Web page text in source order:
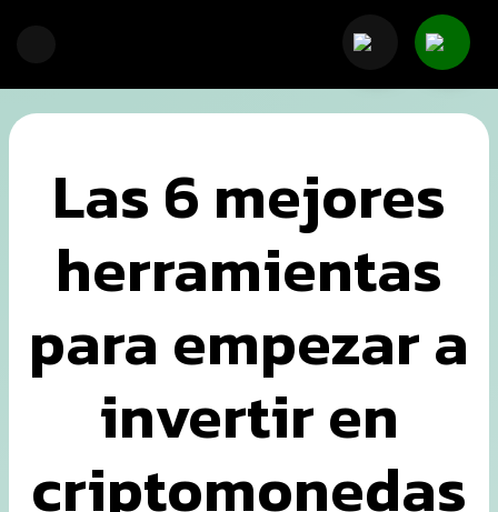
Main
Las 6 mejores
herramientas
para empezar a
invertir en
criptomonedas
Programa Empresas
Aprende
Quiero